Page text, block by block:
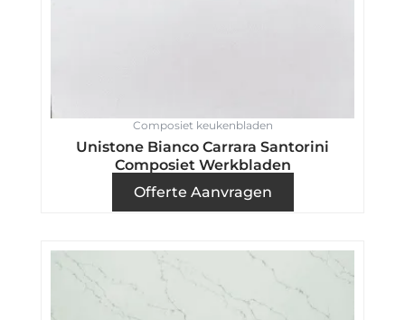
Composiet keukenbladen
Unistone Bianco Carrara Santorini
Composiet Werkbladen
Offerte Aanvragen